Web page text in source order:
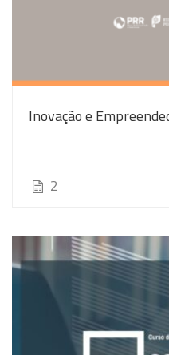
Inovação e
2